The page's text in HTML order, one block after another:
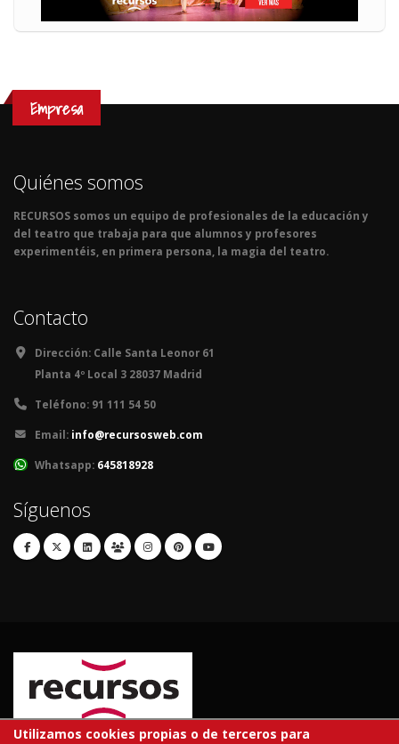
Empresa
Quiénes somos
RECURSOS somos un equipo de profesionales de la educación y
del teatro que trabaja para que alumnos y profesores
experimentéis, en primera persona, la magia del teatro.
Contacto
Dirección: Calle Santa Leonor 61
Planta 4º Local 3 28037 Madrid
Teléfono: 91 111 54 50
Email: info@recursosweb.com
Whatsapp: 645818928
Síguenos
Utilizamos cookies propias o de terceros para